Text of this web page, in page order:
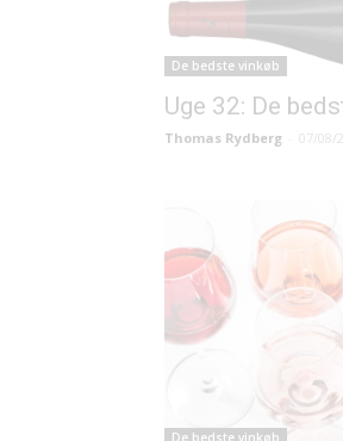
De bedste vinkøb
Uge 32: De
Thomas Rydberg 07/08/